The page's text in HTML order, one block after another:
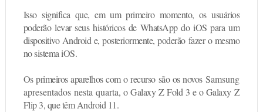
Isso significa que, em um primeiro momento, os usuários
poderão levar seus históricos de WhatsApp do iOS para um
dispositivo Android e, posteriormente, poderão fazer o mesmo
no sistema iOS.
Os primeiros aparelhos com o recurso são os novosSamsung
apresentados nesta quarta, o Galaxy Z Fold 3 e o Galaxy Z
Flip 3, que têm Android 11.